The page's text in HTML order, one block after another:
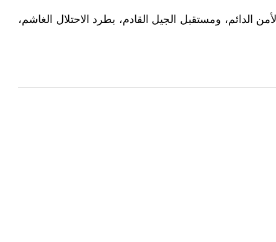
الدائم، ومستقبل الجيل القادم، بطرد الاحتلال الغاشم،